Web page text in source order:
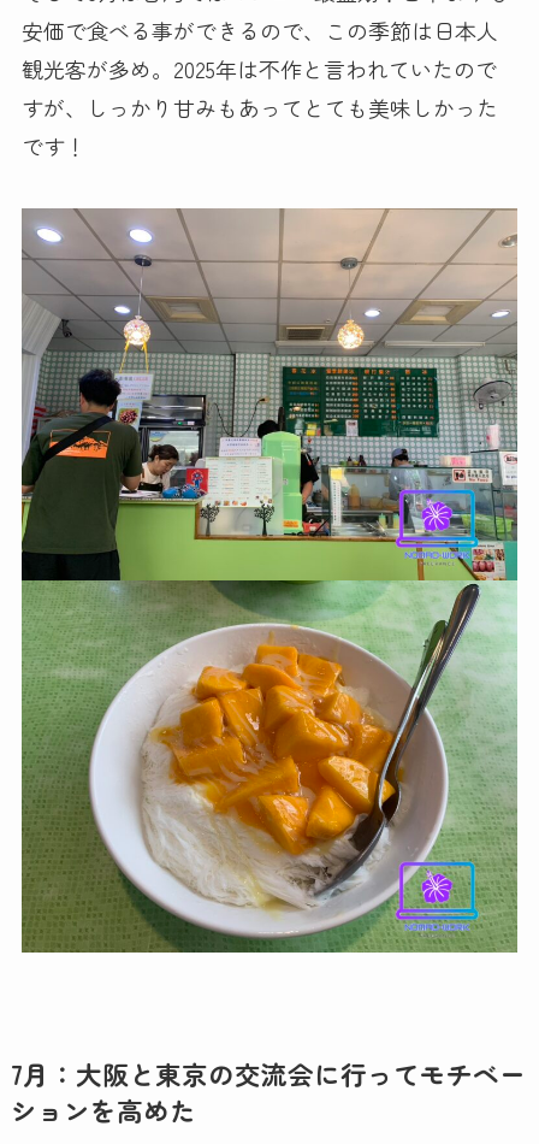
安価で食べる事ができるので、この季節は日本人
観光客が多め。2025年は不作と言われていたので
すが、しっかり甘みもあってとても美味しかった
です！
7月：大阪と東京の交流会に行ってモチベー
ションを高めた